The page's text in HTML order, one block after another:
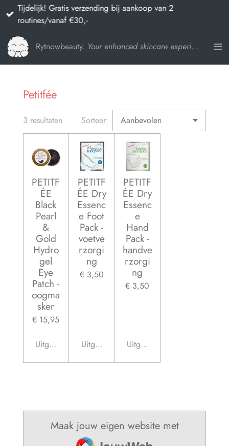
Ga
direct
naar
de
hoofdinhoud
Rytnowbeauty. Your enhanced skincare experience
Tijdelijk! Gratis verzending bij aankoop van 2
routines/vanaf €30,-
Petitfée
3 resultaten Sorteer:
PETITF
ÉE
Black
Pearl
&
Gold
Hydro
gel
Eye
Patch -
oogma
sker
€ 15,95
Uitgeschakeld
PETITF
ÉE Dry
Essenc
e Foot
Pack -
voetve
rzorgi
ng
€ 3,50
Uitgeschakeld
PETITF
ÉE Dry
Essenc
e
Hand
Pack -
handve
rzorgi
ng
€ 3,50
Uitgeschakeld
Maak jouw eigen website met
JouwWeb